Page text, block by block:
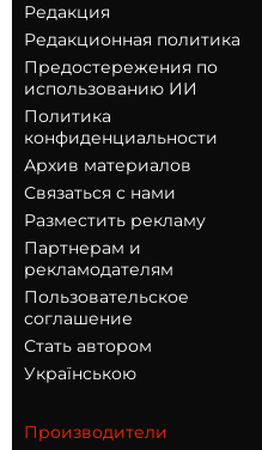
Редакция
Редакционная политика
Предостережения по
использованию ИИ
Политика
конфиденциальности
Архив материалов
Связаться с нами
Разместить рекламу
Партнерам и
рекламодателям
Пользовательское
соглашение
Стать автором
Українською
Производители